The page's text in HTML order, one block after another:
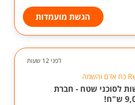
הגשת מועמדות
לפני 12 שעות
לסוכני שטח - חברת